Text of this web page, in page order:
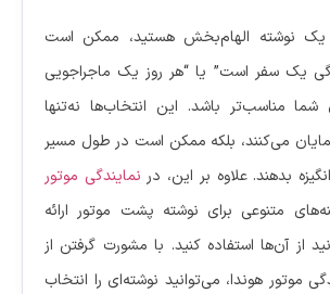
یک نوشته الهام‌بخش هستید، ممکن است
یک سفر است” یا “هر روز یک ماجراجویی
مناسب‌تر باشد. این انتخاب‌ها نه‌تنها
می‌کنند، بلکه ممکن است در طول مسیر
بدهند. علاوه بر این، در نمایندگی موتور
متنوعی برای نوشته پشت موتور ارائه
از آن‌ها استفاده کنید. با مشورت گرفتن از
موتور هوندا، می‌توانید نوشته‌ای را انتخاب